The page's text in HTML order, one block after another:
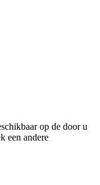
op de door u
een andere